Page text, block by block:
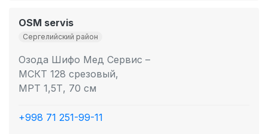
OSM servis
Сергелийский район
Озода Шифо Мед Сервис –
МСКТ 128 срезовый,
МРТ 1,5Т, 70 см
+998 71 251-99-11